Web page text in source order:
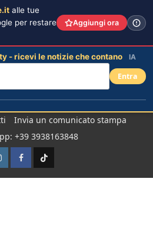
Invia un comunicato stampa
+39 3938163848
Facebook
TikTok
alle tue
per restare
Aggiungi ora
- ricevi le notizie che contano IA
Entra